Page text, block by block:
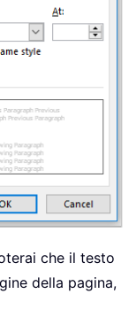
che il testo
della pagina,